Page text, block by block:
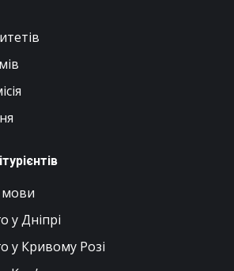
мови
у Дніпрі
у Кривому Розі